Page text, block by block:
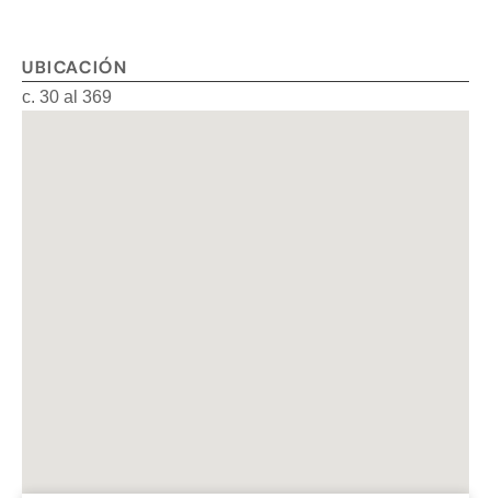
UBICACIÓN
c. 30 al 369